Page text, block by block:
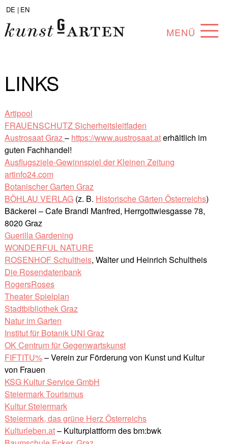
DE | EN
MENÜ
KÜNSTLER*INNEN
PARTNER*INNEN
LINKS
Artipool
FRAUENSCHUTZ Sicherheitsleitfaden
Austrosaat Graz – https://www.austrosaat.aterhältlich im
guten Fachhandel!
Ausflugsziele-Gewinnspiel der Kleinen Zeitung
artinfo24.com
Botanischer Garten Graz
BÖHLAU VERLAG(z. B. Historische Gärten Österreichs)
Bäckerei – Cafe Brandl Manfred, Herrgottwiesgasse 78,
8020 Graz
Guerilla Gardening
WONDERFUL NATURE
ROSENHOF Schultheis, Walter und Heinrich Schultheis
Die Rosendatenbank
RogersRoses
Theater Spielplan
Stadtbibliothek Graz
Natur im Garten
Institut für Botanik UNI Graz
OK Centrum für Gegenwartskunst
FIFTITU%– Verein zur Förderung von Kunst und Kultur
von Frauen
KSG Kultur Service GmbH
Steiermark Tourismus
Kultur Steiermark
Steiermark, das grüne Herz Österreichs
Kulturleben.at– Kulturplattform des bm:bwk